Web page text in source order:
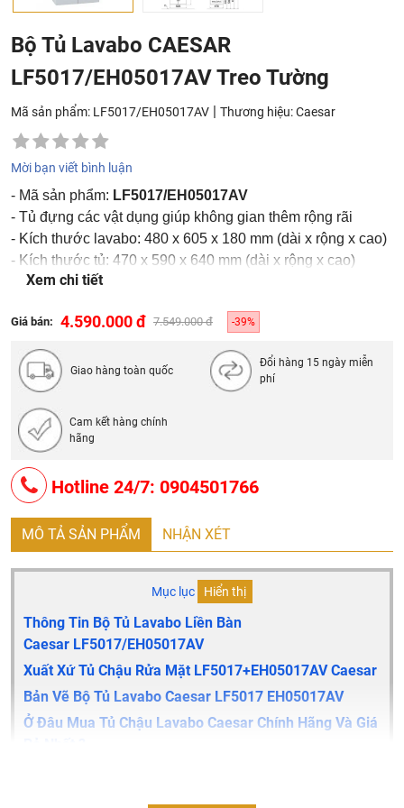
Bộ Tủ Lavabo CAESAR
LF5017/EH05017AV Treo Tường
Mã sản phẩm: LF5017/EH05017AV | Thương hiệu:Caesar
Mời bạn viết bình luận
- Mã sản phẩm: LF5017/EH05017AV
- Tủ đựng các vật dụng giúp không gian thêm rộng rãi
- Kích thước lavabo: 480 x 605 x 180 mm (dài x rộng x cao)
- Kích thước tủ: 470 x 590 x 640 mm (dài x rộng x cao)
Lavabo bao gồm trụ xả nắp sứ
Xem chi tiết
Giá bán: 4.590.000 đ 7.549.000 đ -39%
Giao hàng toàn quốc
Đổi hàng 15 ngày miễn
phí
Cam kết hàng chính
hãng
Hotline 24/7: 0904501766
MÔ TẢ SẢN PHẨM NHẬN XÉT
Mục lục Hiển thị
Thông Tin Bộ Tủ Lavabo Liền Bàn
Caesar LF5017/EH05017AV
Xuất Xứ Tủ Chậu Rửa Mặt LF5017+EH05017AVCaesar
Bản Vẽ Bộ Tủ Lavabo Caesar LF5017 EH05017AV
Ở Đâu Mua Tủ Chậu Lavabo Caesar Chính Hãng Và Giá